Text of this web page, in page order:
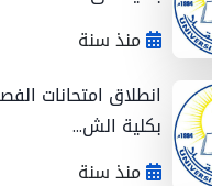
منذ سنة
انطلاق امتحانات الفصول
بكلية الش...
منذ سنة